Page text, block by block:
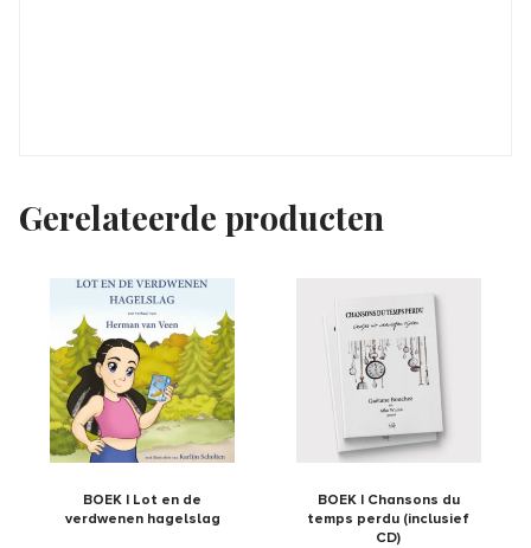
Gerelateerde producten
BOEK | Lot en de
verdwenen hagelslag
BOEK | Chansons du
temps perdu (inclusief
CD)